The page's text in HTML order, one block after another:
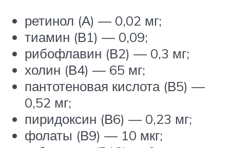
ретинол (А) — 0,02 мг;
тиамин (В1) — 0,09;
рибофлавин (В2) — 0,3 мг;
холин (В4) — 65 мг;
пантотеновая кислота (В5) —
0,52 мг;
пиридоксин (В6) — 0,23 мг;
фолаты (В9) — 10 мкг;